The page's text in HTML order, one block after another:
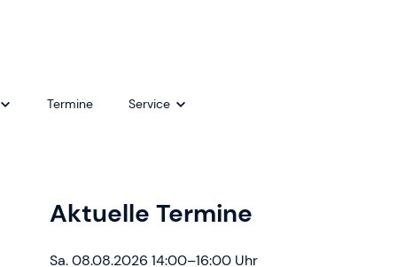
Geburt
Termine Service
Mediathek
Aktuelle Termine
Sa. 08.08.2026 14:00–16:00 Uhr